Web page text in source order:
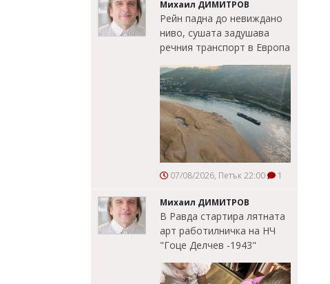
Михаил ДИМИТРОВ
Рейн падна до невиждано
ниво, сушата задушава
речния транспорт в Европа
07/08/2026, Петък 22:00 1
Михаил ДИМИТРОВ
В Равда стартира лятната
арт работилничка на НЧ
"Гоце Делчев -1943"